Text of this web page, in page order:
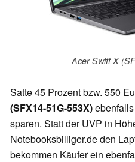
Acer Swift X
Satte 45 Prozent bzw. 550
(SFX14-51G-553X)
sparen. Statt der UVP in
Notebooksbilliger.de den
bekommen Käufer ein